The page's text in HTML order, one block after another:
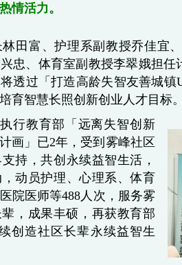
情活力。
田富、护理系副教授乔佳宜
忠、体育室副教授李翠娥担
透过「打造高龄失智友善城
育智慧长照创新创业人才目标
行教育部「远离失智创新
画」已2年，受到雾峰社区
持，共创永续益智生活，
动员护理、心理系、体育
院医师等488人次，服务雾
，成果丰硕，再获教育部
创造社区长辈永续益智生